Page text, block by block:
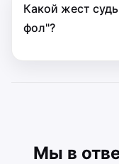
Какой жест
фол"?
Мы в